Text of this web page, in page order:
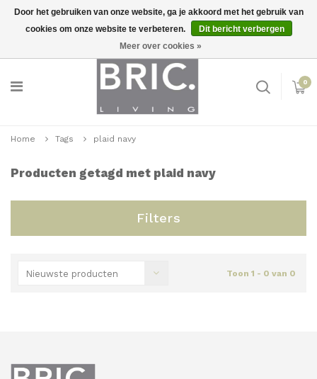
Inloggen
0
Home Tags plaid navy
Producten getagd met plaid navy
Filters
Nieuwste producten Toon 1 - 0 van 0
Door het gebruiken van onze website, ga je akkoord met het gebruik van
cookies om onze website te verbeteren.
Dit bericht verbergen
Meer over cookies »